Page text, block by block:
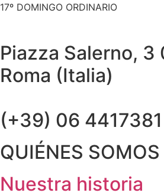
17º DOMINGO ORDINARIO
Piazza Salerno, 3
Roma (Italia)
(+39) 06 4417381
QUIÉNES SOMOS
Nuestra historia